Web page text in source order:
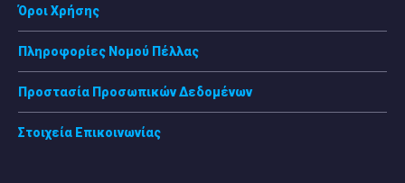
Όροι Χρήσης
Πληροφορίες Νομού Πέλλας
Προστασία Προσωπικών Δεδομένων
Στοιχεία Επικοινωνίας